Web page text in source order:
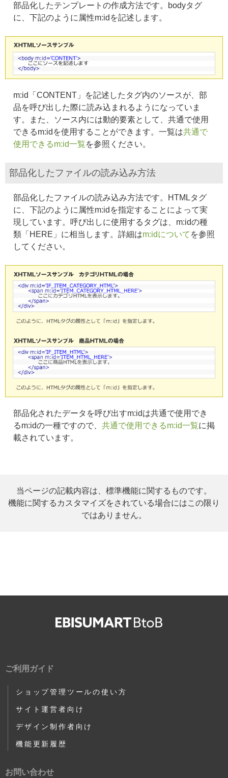
部品化したテンプレートの作成方法です。bodyタグ
に、下記のように属性m:idを記述します。
m:id「CONTENT」を記述したタグ内のソースが、部
品を呼び出した際に読み込まれるようになっていま
す。また、ソース内には動的要素として、共通で使用
できるm:idを使用することができます。一覧は共通で
使用できるm:id一覧を参照ください。
部品化したファイルの読み込み方法
部品化したファイルの読み込み方法です。HTMLタグ
に、下記のように属性m:idを指定することによって実
現しています。呼び出しに使用するタグは、m:idの種
類「HERE」に相当します。詳細はm:idについて を参照
してください。
部品化されたデータを呼び出すm:idは共通で使用でき
るm:idの一種ですので、 共通で使用できるm:id一覧に掲
載されています。
当ページの記載内容は、標準機能に関するものです。
機能に関するカスタマイズをされている場合にはこの限り
ではありません。
ご利用ガイド
ショップ管理ツールの使い方
サイト運営者向け
デザイン制作者向け
機能更新履歴
お問い合わせ